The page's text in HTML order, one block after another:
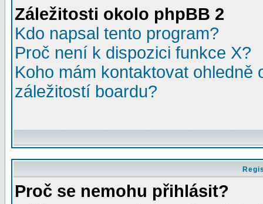
Záležitosti okolo phpBB 2
Kdo napsal tento program?
Proč není k dispozici funkce X?
Koho mám kontaktovat
záležitostí boardu?
Proč se nemohu přihlásit?